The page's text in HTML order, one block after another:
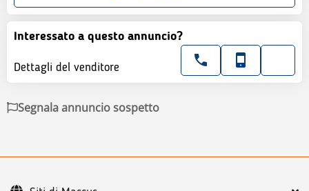
Interessato a questo annuncio?
Dettagli del venditore
Segnala annuncio sospetto